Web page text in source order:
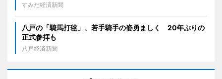
すみだ経済新聞
八戸の「騎馬打毬」、若手騎手の姿勇ましく 20年ぶりの
正式参拝も
八戸経済新聞